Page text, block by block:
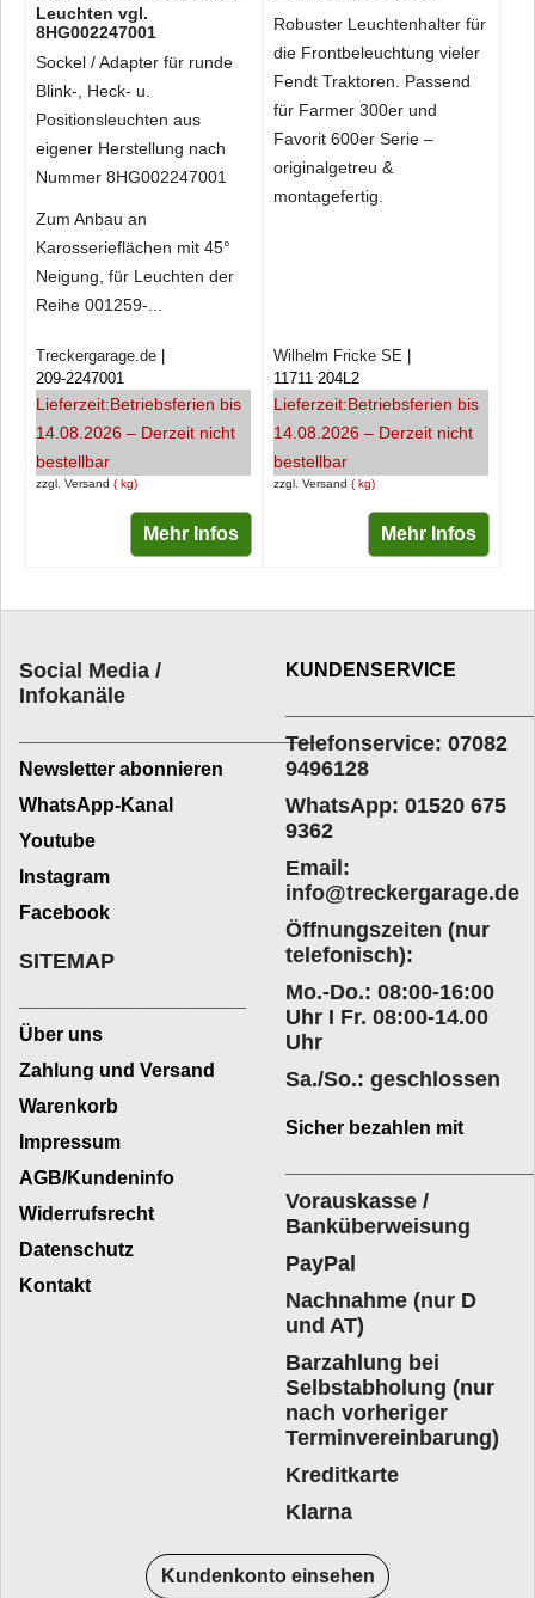
Leuchten vgl.
8HG002247001
Sockel / Adapter für runde
Blink-, Heck- u.
Positionsleuchten aus
eigener Herstellung nach
Nummer 8HG002247001
Zum Anbau an
Karosserieflächen mit 45°
Neigung, für Leuchten der
Reihe 001259-...
zzgl. Versand kg
Treckergarage.de
209-2247001
Lieferzeit:Betriebsferien bis
14.08.2026 – Derzeit nicht
bestellbar
Mehr Infos
Robuster Leuchtenhalter für
die Frontbeleuchtung vieler
Fendt Traktoren. Passend
für Farmer 300er und
Favorit 600er Serie –
originalgetreu &
montagefertig.
zzgl. Versand kg
Wilhelm Fricke SE
11711 204L2
Lieferzeit:Betriebsferien bis
14.08.2026 – Derzeit nicht
bestellbar
Mehr Infos
Social Media /
Infokanäle
_________________________
Newsletter abonnieren
WhatsApp-Kanal
Youtube
Instagram
Facebook
KUNDENSERVICE
Telefonservice: 07082
9496128
WhatsApp: 01520 675
9362
Email:
info@treckergarage.de
Öffnungszeiten (nur
telefonisch):
Mo.-Do.: 08:00-16:00
Uhr I Fr. 08:00-14.00
Uhr
Sa./So.: geschlossen
SITEMAP
Über uns
Zahlung und Versand
Warenkorb
Impressum
AGB/Kundeninfo
Widerrufsrecht
Datenschutz
Kontakt
Sicher bezahlen mit
Vorauskasse /
Banküberweisung
PayPal
Nachnahme (nur D
und AT)
Barzahlung bei
Selbstabholung (nur
nach vorheriger
Terminvereinbarung)
Kreditkarte
Klarna
Kundenkonto einsehen